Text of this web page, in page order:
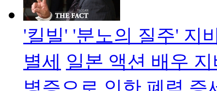
'킬빌' '분노의 질주' 지
별세 일본 액션 배우